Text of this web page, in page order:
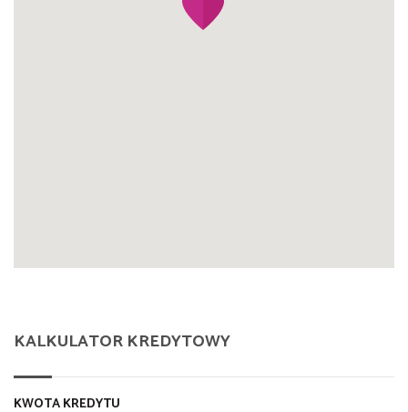
KALKULATOR KREDYTOWY
KWOTA KREDYTU